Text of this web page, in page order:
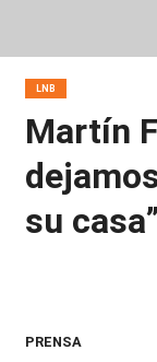
LNB
Martín
su casa”
PRENSA